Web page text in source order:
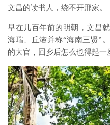
文昌的读书人，绕不开邢家。
早在几百年前的明朝，文昌
海瑞、丘濬并称“海南三贤”
的大官，回乡后怎么也得起一